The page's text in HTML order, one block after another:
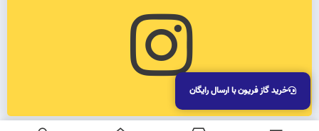
خرید گاز فریون با ارسال رایگان